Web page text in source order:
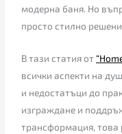
модерна баня. Но
просто стилно
В тази статия от“
всички аспекти на
и недостатъци до
изграждане и
трансформация, това